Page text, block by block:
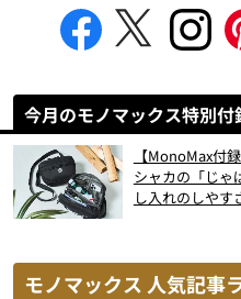
今月のモノマックス特別付
【MonoMax付
シャカの「じゃ
し入れのしやす
モノマックス 人気記事